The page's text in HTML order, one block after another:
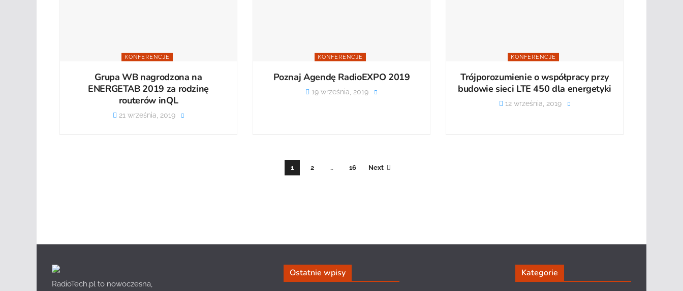
KONFERENCJE
Grupa WB nagrodzona na
ENERGETAB 2019 za rodzinę
routerów inQL
21 września, 2019
KONFERENCJE
Poznaj Agendę RadioEXPO 2019
19 września, 2019
KONFERENCJE
Trójporozumienie o współpracy przy
budowie sieci LTE 450 dla energetyki
12 września, 2019
1 2 … 16 Next
RadioTech.pl to nowoczesna,
Ostatnie wpisy Kategorie